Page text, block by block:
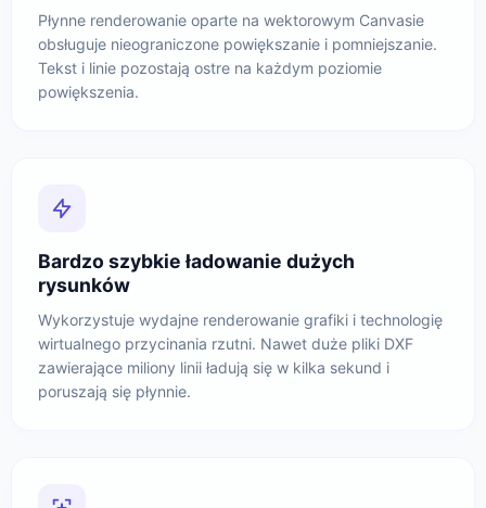
Płynne renderowanie oparte na wektorowym Canvasie
obsługuje nieograniczone powiększanie i pomniejszanie.
Tekst i linie pozostają ostre na każdym poziomie
powiększenia.
Bardzo szybkie ładowanie dużych
rysunków
Wykorzystuje wydajne renderowanie grafiki i technologię
wirtualnego przycinania rzutni. Nawet duże pliki DXF
zawierające miliony linii ładują się w kilka sekund i
poruszają się płynnie.